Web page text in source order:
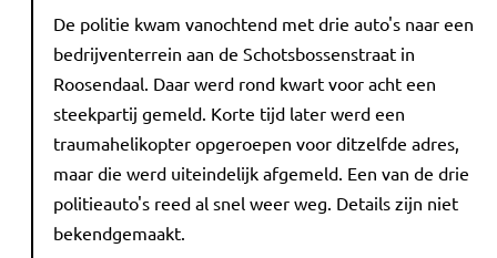
De politie kwam vanochtend met drie auto's naar een
bedrijventerrein aan de Schotsbossenstraat in
Roosendaal. Daar werd rond kwart voor acht een
steekpartij gemeld. Korte tijd later werd een
traumahelikopter opgeroepen voor ditzelfde adres,
maar die werd uiteindelijk afgemeld. Een van de drie
politieauto's reed al snel weer weg. Details zijn niet
bekendgemaakt.